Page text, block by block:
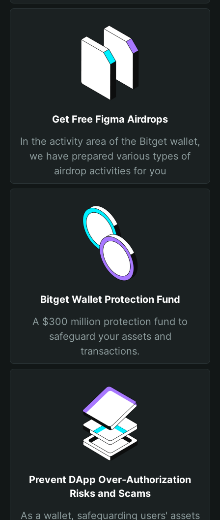
Get Free Figma Airdrops
In the activity area of the Bitget wallet,
we have prepared various types of
airdrop activities for you
Bitget Wallet Protection Fund
A $300 million protection fund to
safeguard your assets and
transactions.
Prevent DApp Over-Authorization
Risks and Scams
As a wallet, safeguarding users' assets